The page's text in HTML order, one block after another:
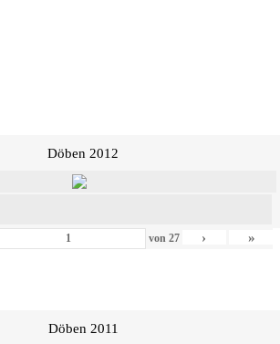
Döben 2012
von 27 › »
Döben 2011